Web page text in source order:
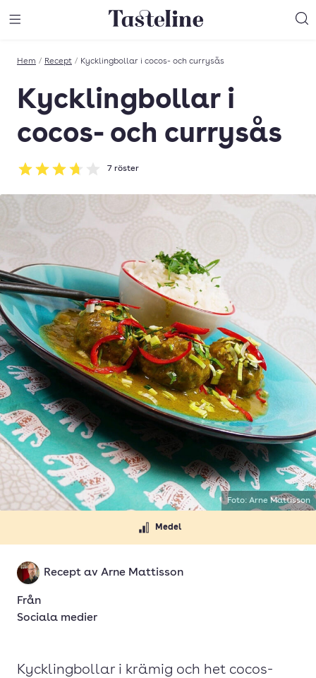
Till Tastelines startsida
Hem / Recept / Kycklingbollar i cocos- och currysås
Kycklingbollar i
cocos- och currysås
Betyg: 3.71 av 5
7 röster
Medel
Recept av Arne Mattisson
Från
Sociala medier
Kycklingbollar i krämig och het cocos-
Foto: Arne Mattisson